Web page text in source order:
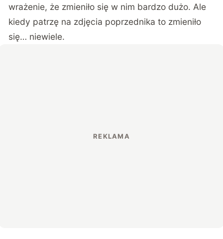
wrażenie, że zmieniło się w nim bardzo dużo. Ale
kiedy patrzę na zdjęcia poprzednika to zmieniło
się… niewiele.